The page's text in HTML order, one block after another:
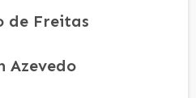
de Freitas
Azevedo